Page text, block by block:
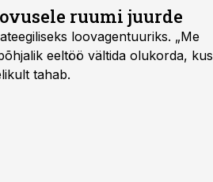
ruumi juurde
loovagentuuriks. „Me
eeltöö vältida olukorda, kus
tahab.